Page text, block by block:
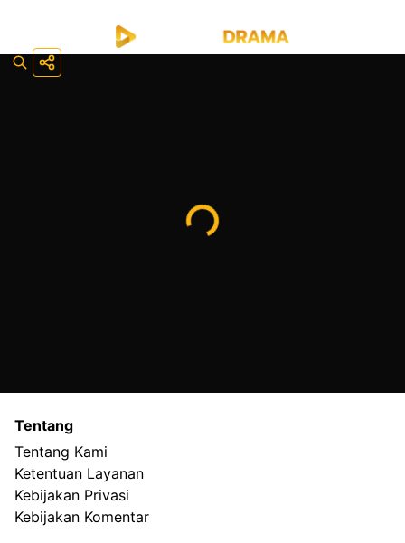
Tentang
Tentang Kami
Ketentuan Layanan
Kebijakan Privasi
Kebijakan Komentar